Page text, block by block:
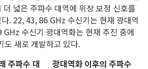
넓은 주파수 대역에 위상 보정 신호를
. 22, 43, 86 GHz 수신기는 현재 광대역
수신기 광대역화는 현재 추진 중에
도 새로 개발하고 있다.
주파수 대
광대역화 이후의 주파수